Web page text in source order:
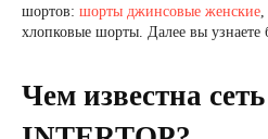
шортов: шорты джинсовые женские,
хлопковые шорты. Далее вы узнаете
Чем известна